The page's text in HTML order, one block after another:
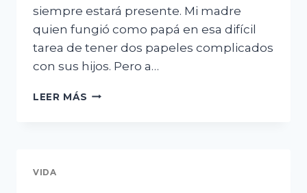
siempre estará presente. Mi madre
quien fungió como papá en esa difícil
tarea de tener dos papeles complicados
con sus hijos. Pero a…
LEER MÁS FELICIDADES
VIDA